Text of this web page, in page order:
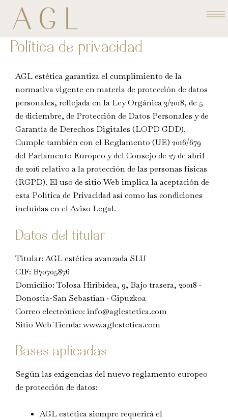
contenido
Política de privacidad
AGL estética garantiza el cumplimiento de la
normativa vigente en materia de protección de datos
personales, reflejada en la Ley Orgánica 3/2018, de 5
de diciembre, de Protección de Datos Personales y de
Garantía de Derechos Digitales (LOPD GDD).
Cumple también con el Reglamento (UE) 2016/679
del Parlamento Europeo y del Consejo de 27 de abril
de 2016 relativo a la protección de las personas físicas
(RGPD). El uso de sitio Web implica la aceptación de
esta Política de Privacidad así como las condiciones
incluidas en el Aviso Legal.
Datos del titular
Titular: AGL estética avanzada SLU
CIF: B70705876
Domicilio: Tolosa Hiribidea, 9, Bajo trasera, 20018 ·
Donostia-San Sebastian · Gipuzkoa
Correo electrónico: info@aglestetica.com
Sitio Web Tienda: www.aglestetica.com
Bases aplicadas
Según las exigencias del nuevo reglamento europeo
de protección de datos:
AGL estética siempre requerirá el